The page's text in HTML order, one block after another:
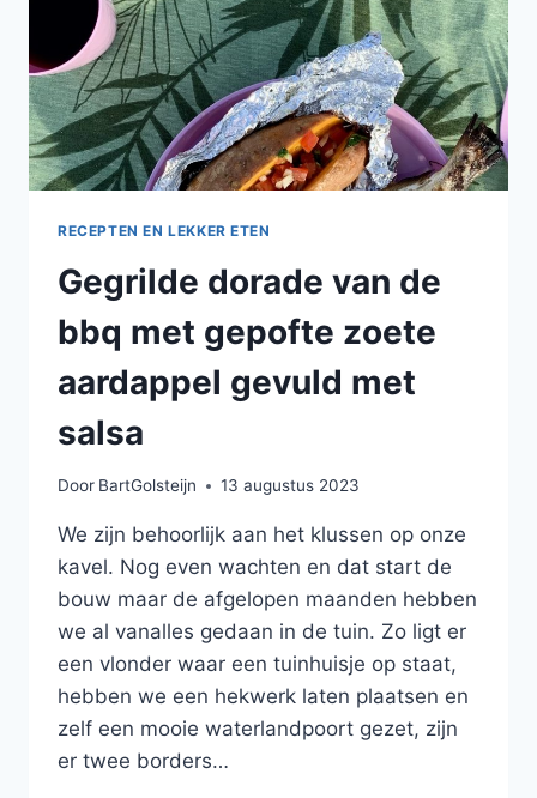
RECEPTEN EN LEKKER ETEN
Gegrilde dorade van de
bbq met gepofte zoete
aardappel gevuld met
salsa
Door BartGolsteijn 13 augustus 2023
We zijn behoorlijk aan het klussen op onze
kavel. Nog even wachten en dat start de
bouw maar de afgelopen maanden hebben
we al vanalles gedaan in de tuin. Zo ligt er
een vlonder waar een tuinhuisje op staat,
hebben we een hekwerk laten plaatsen en
zelf een mooie waterlandpoort gezet, zijn
er twee borders…